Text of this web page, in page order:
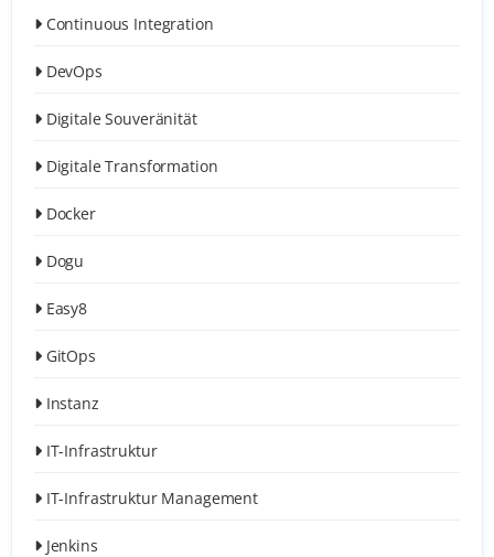
Continuous Integration
DevOps
Digitale Souveränität
Digitale Transformation
Docker
Dogu
Easy8
GitOps
Instanz
IT-Infrastruktur
IT-Infrastruktur Management
Jenkins